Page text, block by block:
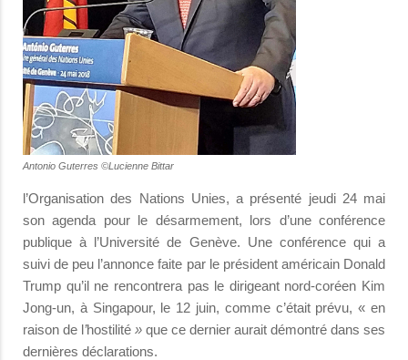
Antonio Guterres ©Lucienne Bittar
l’Organisation des Nations Unies, a présenté jeudi 24 mai
son agenda pour le désarmement, lors d’une conférence
publique à l’Université de Genève. Une conférence qui a
suivi de peu l’annonce faite par le président américain Donald
Trump qu’il ne rencontrera pas le dirigeant nord-coréen Kim
Jong-un, à Singapour, le 12 juin, comme c’était prévu, « en
raison de l’hostilité » que ce dernier aurait démontré dans ses
dernières déclarations.